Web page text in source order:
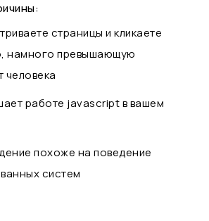
страницы и кликаете
намного превышающую
работе javascript в вашем
похоже на поведение
систем